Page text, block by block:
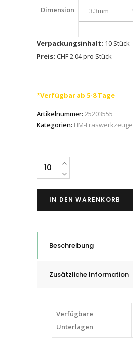
Dimension 3.3mm
Verpackungsinhalt: 10 Stück
Preis: CHF 2.04 pro Stück
*Verfügbar ab 5-8 Tage
Artikelnummer: 25203555
Kategorien: HM-Fräswerkzeuge
Spiralbohrer
338
HSSEIN DEN WARENKORB
Beschreibung
Zusätzliche Information
Verfügbare
Unterlagen